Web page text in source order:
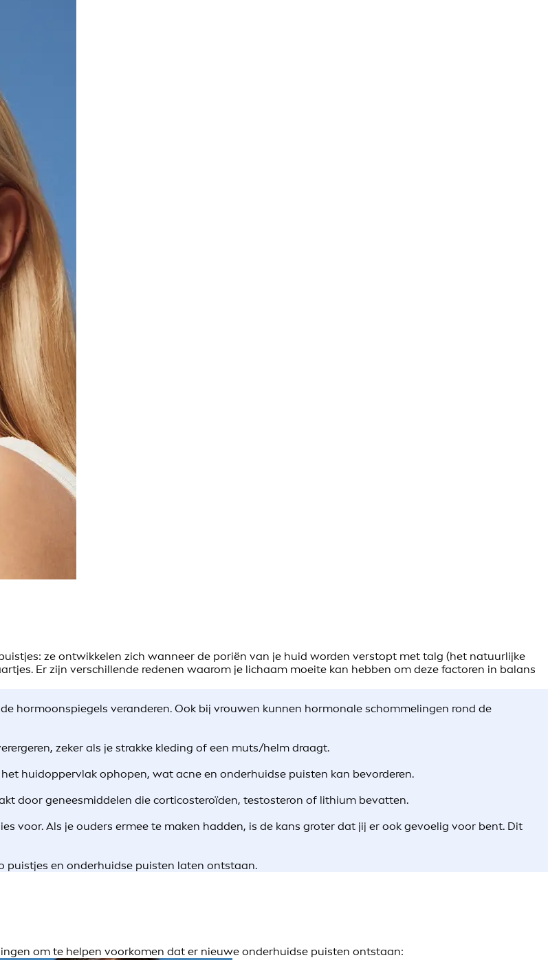
ze ontwikkelen zich wanneer de poriën van je huid worden verstopt met talg (het natuurlijke
Er zijn verschillende redenen waarom je lichaam moeite kan hebben om deze factoren in balans
hormoonspiegels veranderen. Ook bij vrouwen kunnen hormonale schommelingen rond de
zeker als je strakke kleding of een muts/helm draagt.
huidoppervlak ophopen, wat acne en onderhuidse puisten kan bevorderen.
door geneesmiddelen die corticosteroïden, testosteron of lithium bevatten.
voor. Als je ouders ermee te maken hadden, is de kans groter dat jij er ook gevoelig voor bent. Dit
puistjes en onderhuidse puisten laten ontstaan.
om te helpen voorkomen dat er nieuwe onderhuidse puisten ontstaan: